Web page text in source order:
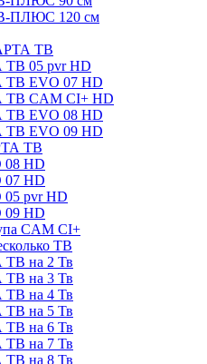
ПЛЮС 120 см
ТВ
05 pvr HD
EVO 07 HD
CAM CI+ HD
EVO 08 HD
EVO 09 HD
ТВ
08 HD
07 HD
05 pvr HD
09 HD
CAM CI+
ТВ
на 2 Тв
на 3 Тв
на 4 Тв
на 5 Тв
на 6 Тв
на 7 Тв
на 8 Тв